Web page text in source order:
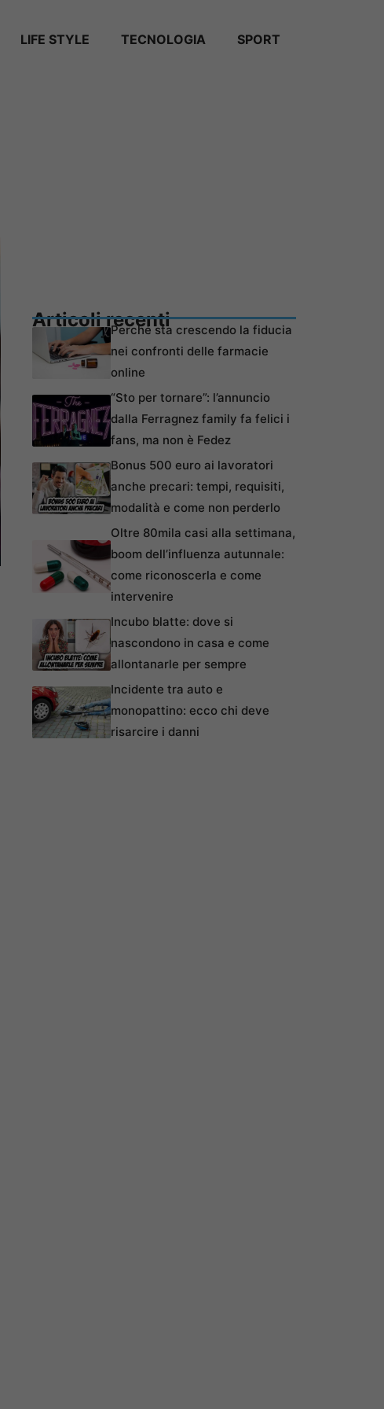
LIFE STYLE TECNOLOGIA SPORT
Articoli recentiPerché sta crescendo la fiducia
nei confronti delle farmacie
online
“Sto per tornare”: l’annuncio
dalla Ferragnez family fa felici i
fans, ma non è Fedez
Bonus 500 euro ai lavoratori
anche precari: tempi, requisiti,
modalità e come non perderlo
Oltre 80mila casi alla settimana,
boom dell’influenza autunnale:
come riconoscerla e come
intervenire
Incubo blatte: dove si
nascondono in casa e come
allontanarle per sempre
Incidente tra auto e
monopattino: ecco chi deve
risarcire i danni